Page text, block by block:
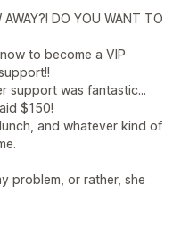
DO YOU WANT TO
to become a VIP
support was fantastic...
$150!
and whatever kind of
problem, or rather, she